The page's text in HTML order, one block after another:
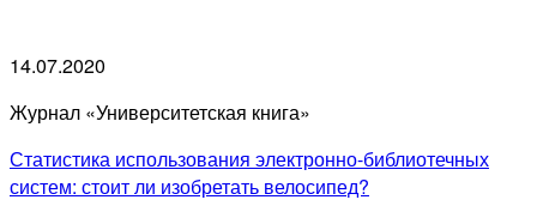
14.07.2020
Журнал «Университетская книга»
Статистика использования электронно-библиотечных
систем: стоит ли изобретать велосипед?